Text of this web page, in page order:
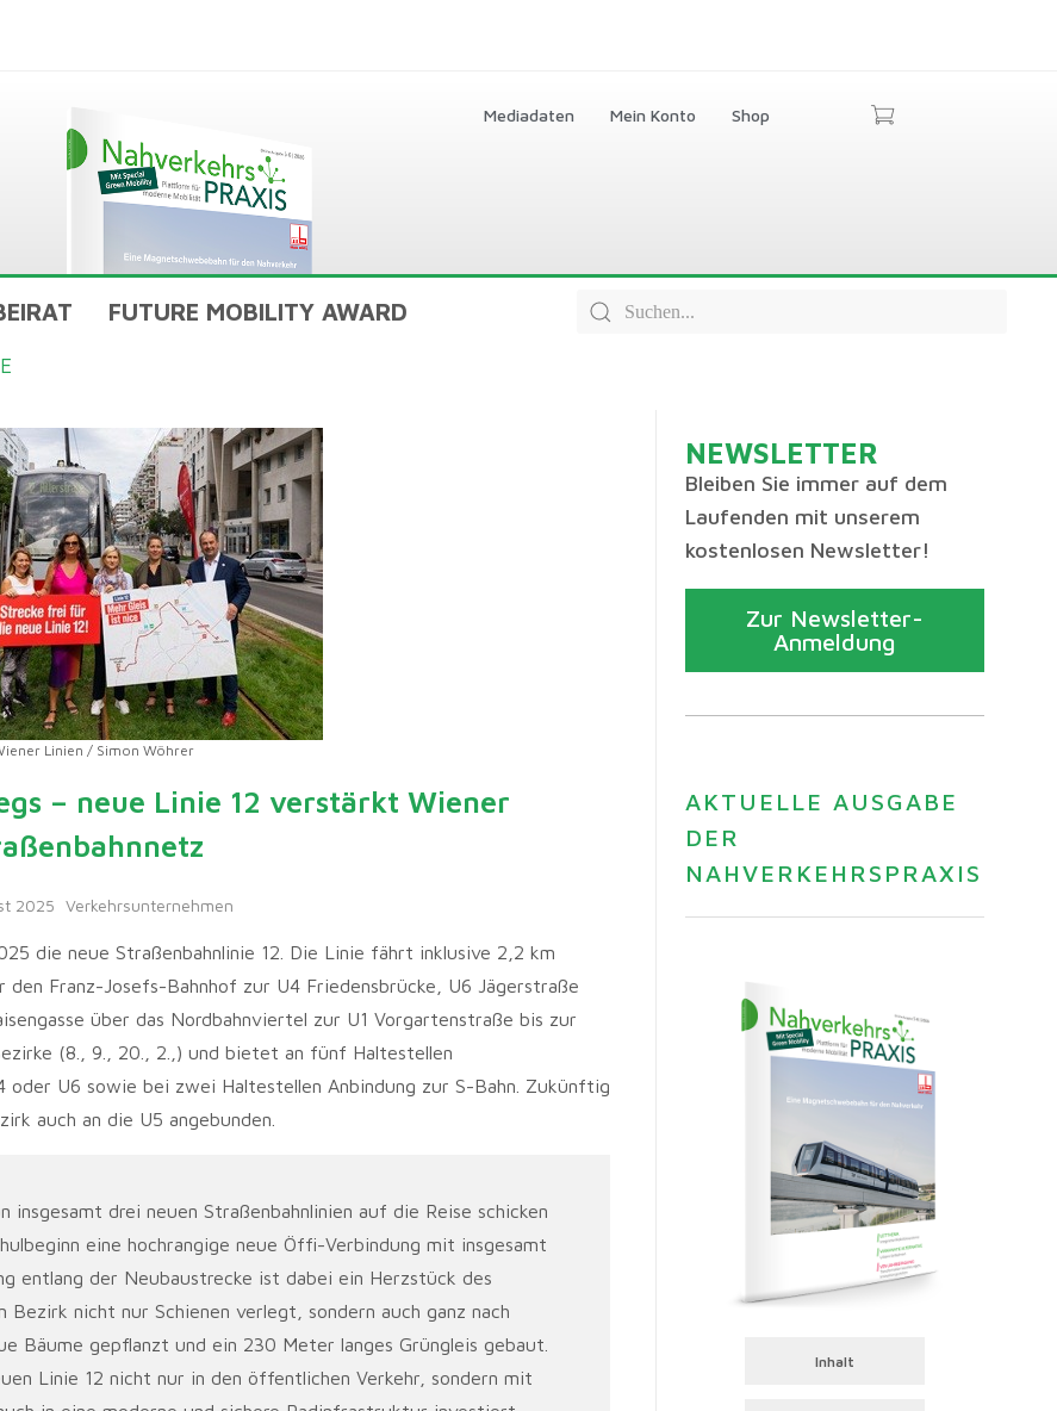
Mediadaten Mein Konto Shop
FUTURE MOBILITY AWARD
Linien / Simon Wöhrer
– neue Linie 12 verstärkt Wiener
2025 Verkehrsunternehmen
die neue Straßenbahnlinie 12. Die Linie fährt inklusive 2,2 km
Franz-Josefs-Bahnhof zur U4 Friedensbrücke, U6 Jägerstraße
über das Nordbahnviertel zur U1 Vorgartenstraße bis zur
(8., 9., 20., 2.,) und bietet an fünf Haltestellen
oder U6 sowie bei zwei Haltestellen Anbindung zur S-Bahn. Zukünftig
auch an die U5 angebunden.
insgesamt drei neuen Straßenbahnlinien auf die Reise schicken
eine hochrangige neue Öffi-Verbindung mit insgesamt
entlang der Neubaustrecke ist dabei ein Herzstück des
nicht nur Schienen verlegt, sondern auch ganz nach
Bäume gepflanzt und ein 230 Meter langes Grüngleis gebaut.
Linie 12 nicht nur in den öffentlichen Verkehr, sondern mit
NEWSLETTER
Bleiben Sie immer auf dem
Laufenden mit unserem
kostenlosen Newsletter!
Zur Newsletter-
Anmeldung
AKTUELLE AUSGABE
DER
NAHVERKEHRSPRAXIS
Inhalt